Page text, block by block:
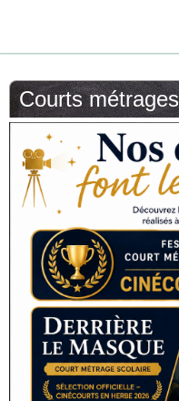
Courts métrages